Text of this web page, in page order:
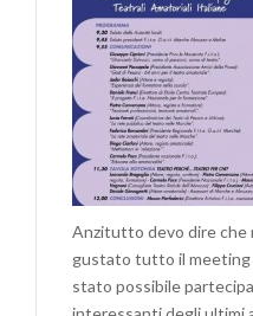
Anzitutto devo dire che
gustato tutto il meeting
stato possibile